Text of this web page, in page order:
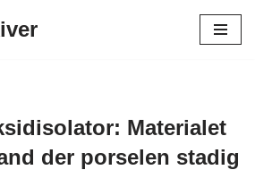
Materialet
der porselen stadig